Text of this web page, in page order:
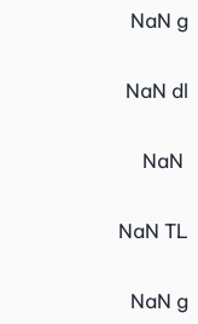
NaN g
NaN dl
NaN
NaN TL
NaN g